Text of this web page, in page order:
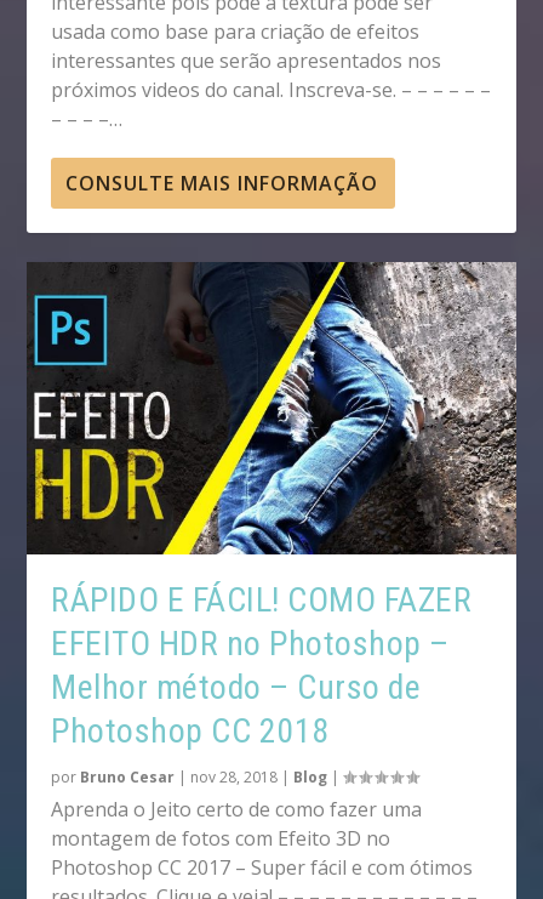
usada como base para criação de efeitos
interessantes que serão apresentados nos
próximos videos do canal. Inscreva-se. – – – – – –
– – – –…
CONSULTE MAIS INFORMAÇÃO
RÁPIDO E FÁCIL! COMO FAZER
EFEITO HDR no Photoshop –
Melhor método – Curso de
Photoshop CC 2018
por Bruno Cesar nov 28, 2018 Blog |
Aprenda o Jeito certo de como fazer uma
montagem de fotos com Efeito 3D no
Photoshop CC 2017 – Super fácil e com ótimos